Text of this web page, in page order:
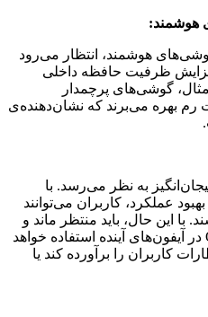
هوشمند:
هوشمند، انتظار می‌رود
ظرفیت حافظه داخلی
گوشی‌های پرچمدار
از ۱۲ گیگابایت رم بهره می‌برند که نشان‌دهنده‌ی
به نظر می‌رسد. با
عملکرد، کاربران می‌توانند
با این حال، باید منتظر ماند و
دید که اپل چگونه از فناوری QLC در آیفون‌های آینده استفاده خواهد
کاربران را برآورده کند یا